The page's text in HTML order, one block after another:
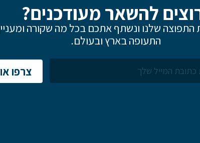
להשאר מעודכנים?
שלנו ונשתף אתכם בכל מה שקורה
התעופה בארץ ובעולם.
צרפו